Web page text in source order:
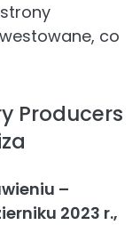
co
Producers
–
2023 r.,